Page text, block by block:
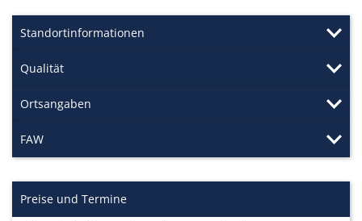
Standortinformationen
Qualität
Ortsangaben
FAW
Preise und Termine